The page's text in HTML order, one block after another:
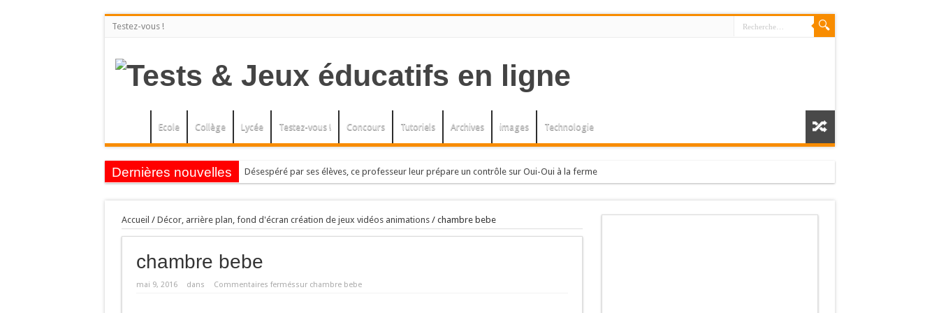
Testez-vous !
Ecole Collège Lycée Testez-vous ! Concours Tutoriels Archives images Technologie
Dernières nouvelles Désespéré par ses élèves, ce professeur leur prépare un contrôle sur Oui-Oui à la ferme
Le sumac vénéneux, L’herbe à la puce. Arbres et arbustes
AUBEPINES OU SENELLIERS.
LES POMMIERS. Arbres et arbustes.
L’ERABLE.
Accueil / Décor, arrière plan, fond d'écran création de jeux vidéos animations/ chambre bebe
chambre bebe
mai 9, 2016 dans Commentaires ferméssur chambre bebe
en savoir plus